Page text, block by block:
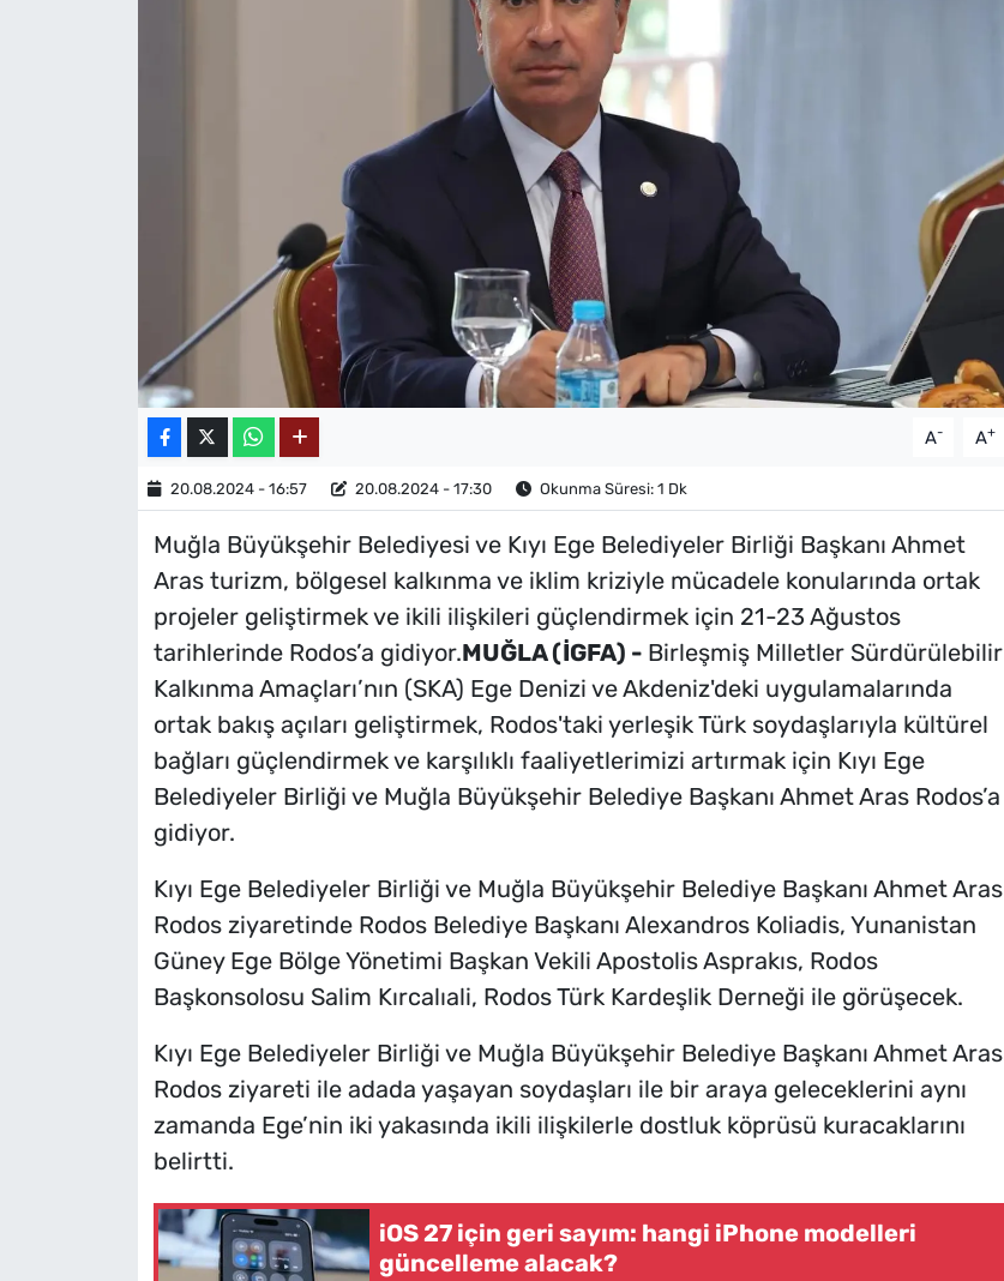
A- A+
20.08.2024 - 16:57 20.08.2024 - 17:30 Okunma Süresi: 1 Dk
Muğla Büyükşehir Belediyesi ve Kıyı Ege Belediyeler Birliği Başkanı Ahmet
Aras turizm, bölgesel kalkınma ve iklim kriziyle mücadele konularında ortak
projeler geliştirmek ve ikili ilişkileri güçlendirmek için 21-23 Ağustos
tarihlerinde Rodos’a gidiyor.MUĞLA (İGFA) - Birleşmiş Milletler Sürdürülebilir
Kalkınma Amaçları’nın (SKA) Ege Denizi ve Akdeniz'deki uygulamalarında
ortak bakış açıları geliştirmek, Rodos'taki yerleşik Türk soydaşlarıyla kültürel
bağları güçlendirmek ve karşılıklı faaliyetlerimizi artırmak için Kıyı Ege
Belediyeler Birliği ve Muğla Büyükşehir Belediye Başkanı Ahmet Aras Rodos’a
gidiyor.
Kıyı Ege Belediyeler Birliği ve Muğla Büyükşehir Belediye Başkanı Ahmet Aras
Rodos ziyaretinde Rodos Belediye Başkanı Alexandros Koliadis, Yunanistan
Güney Ege Bölge Yönetimi Başkan Vekili Apostolis Asprakıs, Rodos
Başkonsolosu Salim Kırcalıali, Rodos Türk Kardeşlik Derneği ile görüşecek.
Kıyı Ege Belediyeler Birliği ve Muğla Büyükşehir Belediye Başkanı Ahmet Aras
Rodos ziyareti ile adada yaşayan soydaşları ile bir araya geleceklerini aynı
zamanda Ege’nin iki yakasında ikili ilişkilerle dostluk köprüsü kuracaklarını
belirtti.
iOS 27 için geri sayım: hangi iPhone modelleri
güncelleme alacak?